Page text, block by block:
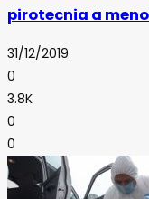
pirotecnia a
31/12/2019
0
3.8K
0
0